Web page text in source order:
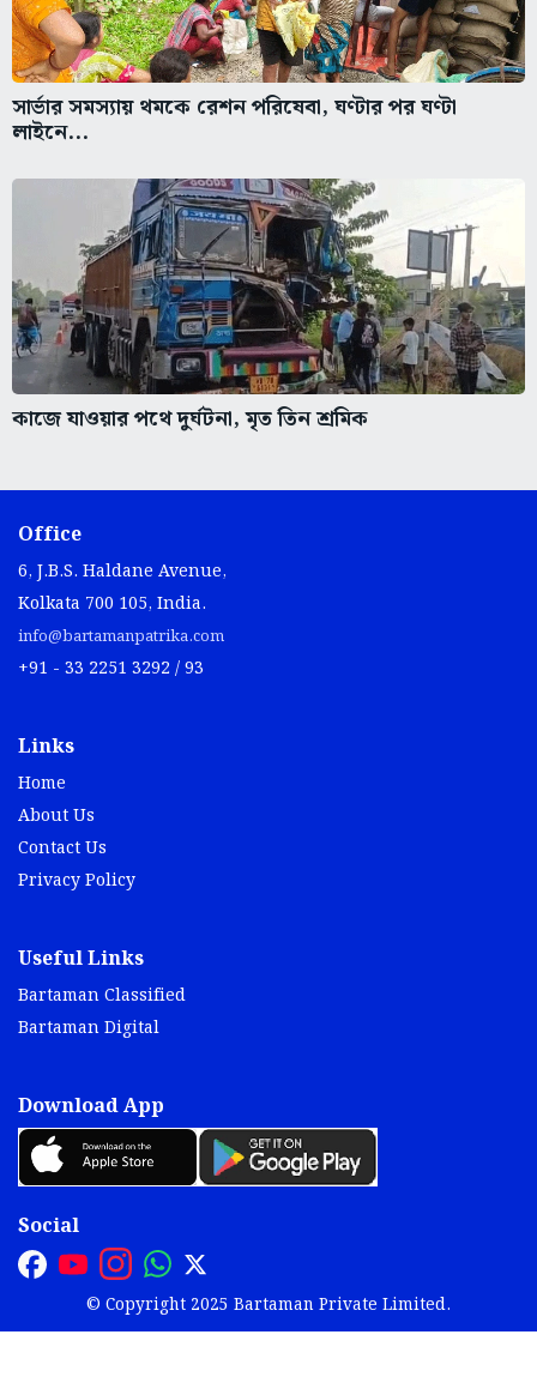
সার্ভার সমস্যায় থমকে রেশন পরিষেবা, ঘণ্টার পর ঘণ্টা
লাইনে...
কাজে যাওয়ার পথে দুর্ঘটনা, মৃত তিন শ্রমিক
Office
6, J.B.S. Haldane Avenue,
Kolkata 700 105, India.
info@bartamanpatrika.com
+91 - 33 2251 3292 / 93
Links
Home
About Us
Contact Us
Privacy Policy
Useful Links
Bartaman Classified
Bartaman Digital
Download App
Social
© Copyright 2025 Bartaman Private Limited.